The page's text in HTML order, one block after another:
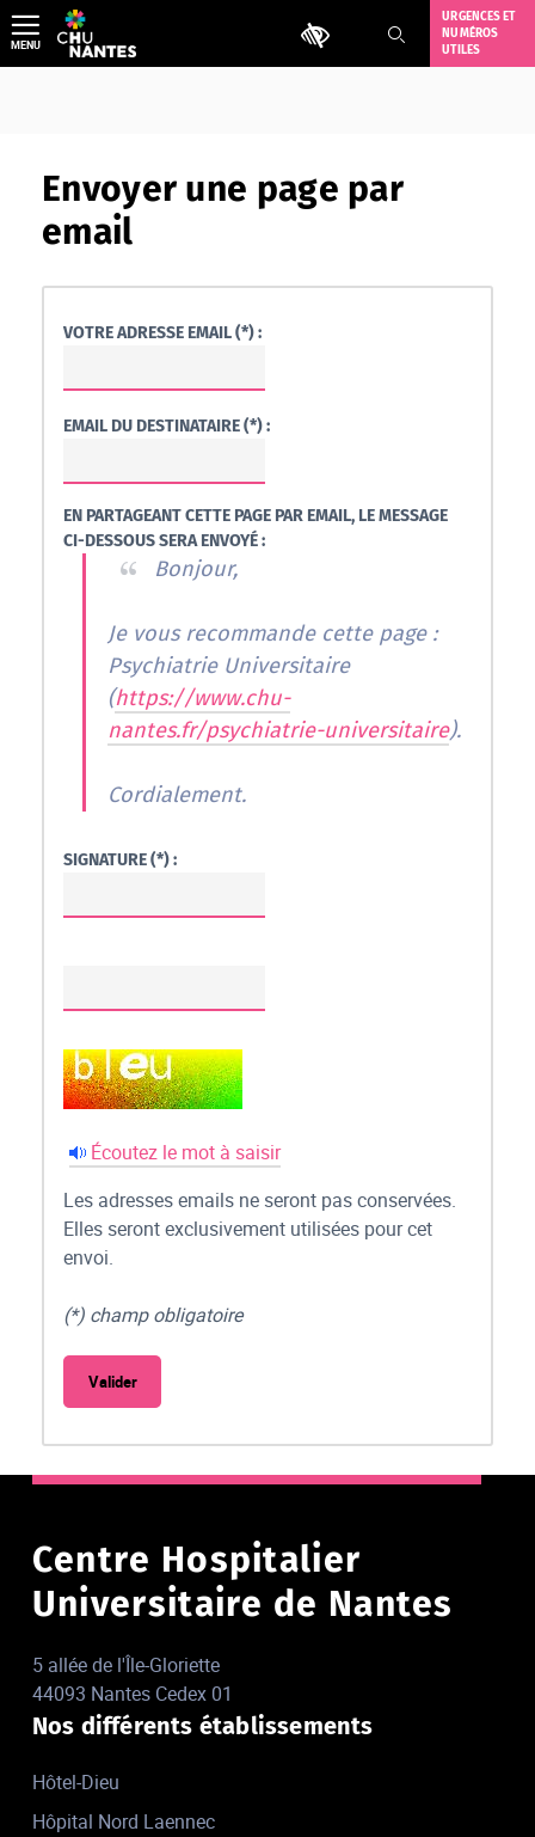
Aller
au
contenu
Outils d'accessibilité
URGENCES ET
NUMÉROS
UTILES
MENU
Envoyer une page par
email
VOTRE ADRESSE EMAIL (*) :
EMAIL DU DESTINATAIRE (*) :
EN PARTAGEANT CETTE PAGE PAR EMAIL, LE MESSAGE
CI-DESSOUS SERA ENVOYÉ :
Bonjour,
Je vous recommande cette page :
Psychiatrie Universitaire
(https://www.chu-
nantes.fr/psychiatrie-universitaire).
Cordialement.
SIGNATURE (*) :
Écoutez le mot à saisir
Les adresses emails ne seront pas conservées.
Elles seront exclusivement utilisées pour cet
envoi.
(*) champ obligatoire
Centre Hospitalier
Universitaire de Nantes
5 allée de l'Île-Gloriette
44093 Nantes Cedex 01
Nos différents établissements
Hôtel-Dieu
Hôpital Nord Laennec